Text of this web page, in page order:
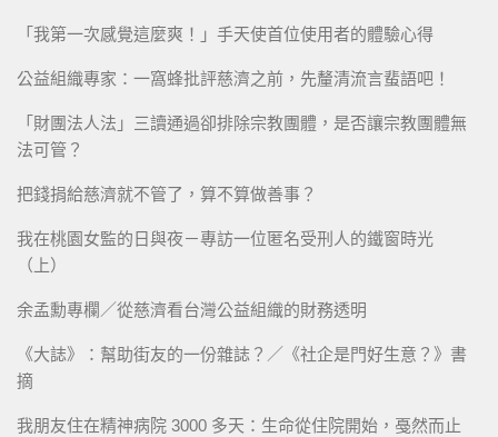
「我第一次感覺這麼爽！」手天使首位使用者的體驗心得
公益組織專家：一窩蜂批評慈濟之前，先釐清流言蜚語吧！
「財團法人法」三讀通過卻排除宗教團體，是否讓宗教團體無
法可管？
把錢捐給慈濟就不管了，算不算做善事？
我在桃園女監的日與夜－專訪一位匿名受刑人的鐵窗時光
（上）
余孟勳專欄／從慈濟看台灣公益組織的財務透明
《大誌》：幫助街友的一份雜誌？／《社企是門好生意？》書
摘
我朋友住在精神病院 3000 多天：生命從住院開始，戞然而止